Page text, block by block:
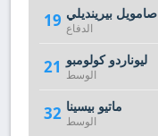
19 صامويل بيرينديلي
الدفاع
21 ليوناردو كولومبو
الوسط
32 ماتيو بيسينا
الوسط